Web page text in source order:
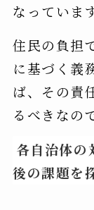
なっています
住民の負担
に基づく義
ば、その責
るべきなの
各自治体の
後の課題を